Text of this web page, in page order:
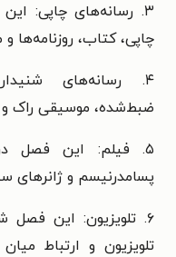
۳. رسانه‌های چاپی: این فصل در باب
چاپی،کتاب، روزنامه‌ها و
۴. رسانه‌های شنیداری: این فصل از
ضبط‌شده، موسیقی راک
۵. فیلم: این فصل دربارهٔ
پسامدرنیسم و ژانرهای
۶. تلویزیون: این فصل شما را با
تلویزیون و ارتباط